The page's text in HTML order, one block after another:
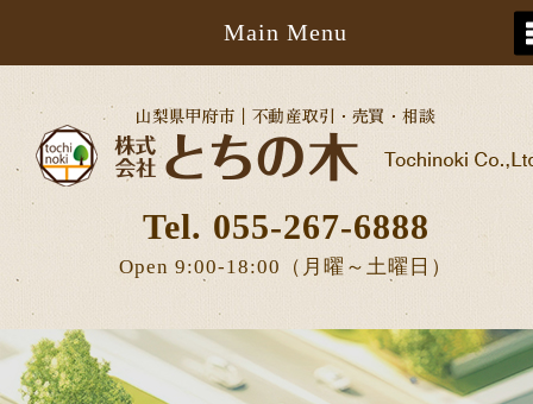
Main Menu
Tel. 055-267-6888
Open 9:00-18:00（月曜～土曜日）